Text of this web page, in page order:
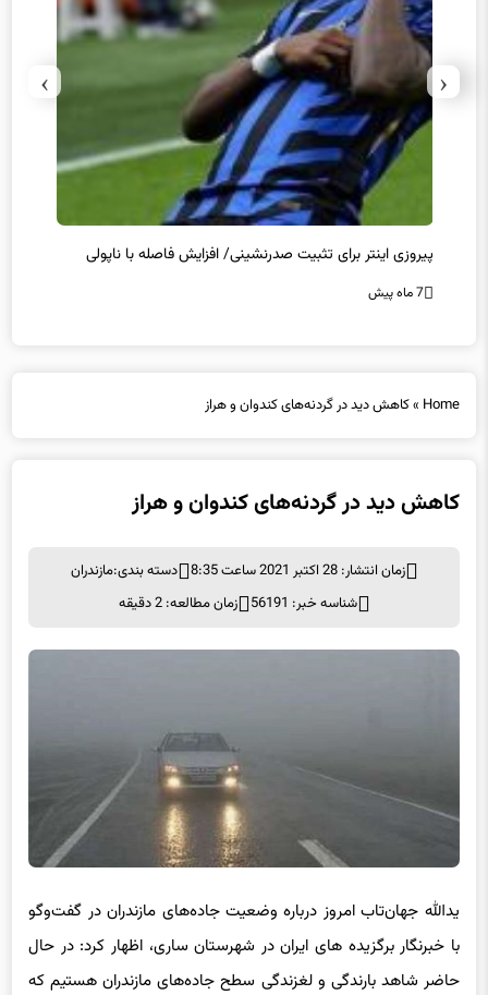
پیروزی اینتر برای تثبیت صدرنشینی/ افزایش فاصله با ناپولی
7 ماه پیش
‹
›
Home
»کاهش دید در گردنه‌های کندوان و هراز
کاهش دید در گردنه‌های کندوان و هراز
زمان انتشار: 28 اکتبر 2021 ساعت 8:35 دسته بندی:مازندران
شناسه خبر: 56191
زمان مطالعه: 2 دقیقه
یدالله جهان‌تاب امروز درباره وضعیت جاده‌های مازندران در گفت‌وگو
با خبرنگار برگزیده های ایران در شهرستان ساری، اظهار کرد: در حال
حاضر شاهد بارندگی و لغزندگی سطح جاده‌های مازندران هستیم که